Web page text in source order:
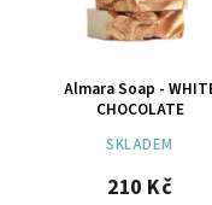
Almara Soap -
CHOCOLATE
SKLADEM
210 Kč